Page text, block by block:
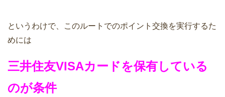
というわけで、このルートでのポイント交換を実行するた
めには
三井住友VISAカードを保有している
のが条件